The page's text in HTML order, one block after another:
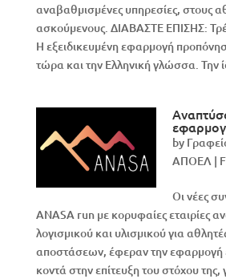
αναβαθμισμένες υπηρεσίες, στους
ασκούμενους. ΔΙΑΒΑΣΤΕ ΕΠΙΣΗΣ:
Η εξειδικευμένη εφαρμογή
τώρα και την Ελληνική γλώσσα. Την
by
ΑΠΟΕΛ |
Οι νέες
ANASA run με κορυφαίες εταιρίες
λογισμικού και υλισμικού για
αποστάσεων, έφεραν την εφαρμογή
κοντά στην επίτευξη του στόχου της,